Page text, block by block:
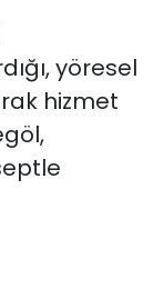
yöresel
hizmet